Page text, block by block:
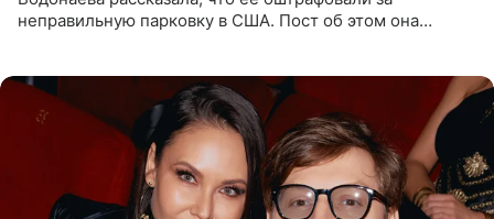
неправильную парковку в США. Пост об этом она